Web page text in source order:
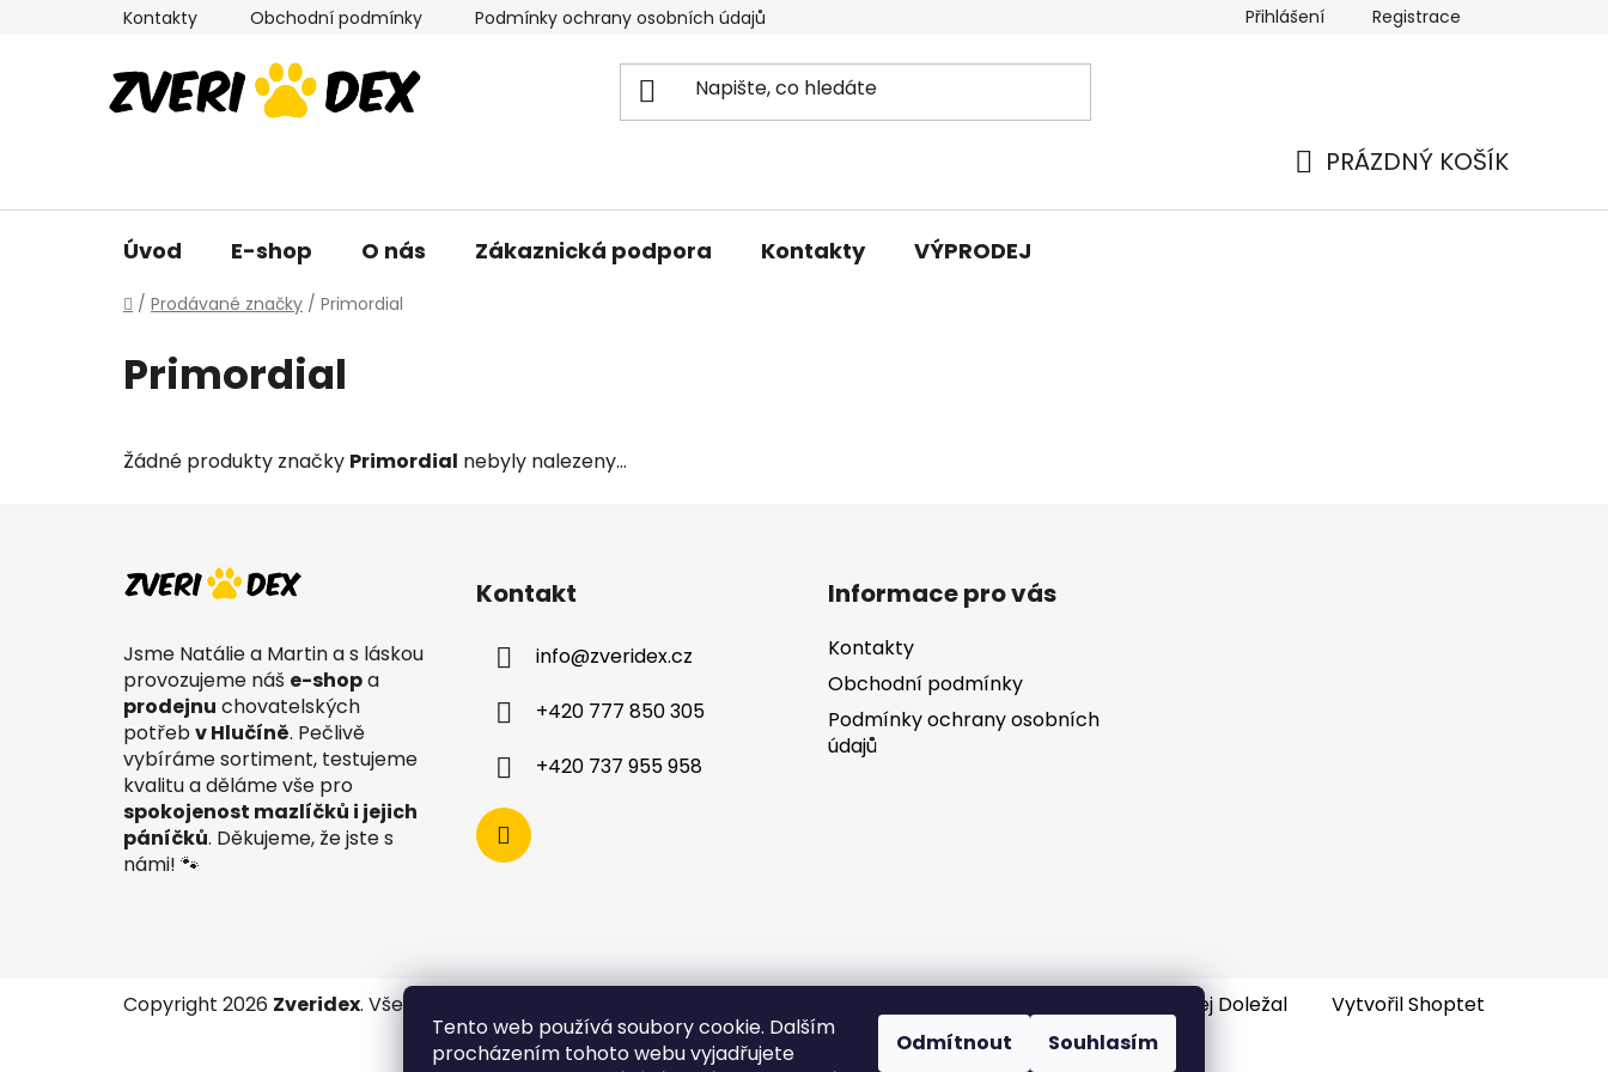
Tento web používá soubory cookie. Dalším
procházením tohoto webu vyjadřujete
Odmítnout Souhlasím
Kontakty Obchodní podmínky Podmínky ochrany osobních údajů Přihlášení Registrace
PRÁZDNÝ KOŠÍK
Úvod E-shop O nás Zákaznická podpora Kontakty VÝPRODEJ
Domů
/ Prodávané značky / Primordial
Primordial
Žádné produkty značky Primordial nebyly nalezeny...
Jsme Natálie a Martin a s láskou
provozujeme náš e-shopa
prodejnu chovatelských
potřebv Hlučíně. Pečlivě
vybíráme sortiment, testujeme
kvalitu a děláme vše pro
spokojenost mazlíčků i jejich
páníčků. Děkujeme, že jste s
námi! 🐾
Kontakt
info@zveridex.cz
+420 777 850 305
+420 737 955 958
Informace pro vás
Kontakty
Obchodní podmínky
Podmínky ochrany osobních
údajů
: Ondřej Doležal Vytvořil Shoptet
Copyright 2026 Zveridex. Všechna práva vyhrazena.